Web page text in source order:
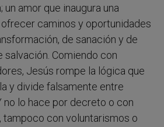
amor que inaugura una
caminos y oportunidades
de sanación y de
salvación. Comiendo con
Jesús rompe la lógica que
y divide falsamente entre
no lo hace por decreto o con
tampoco con voluntarismos o